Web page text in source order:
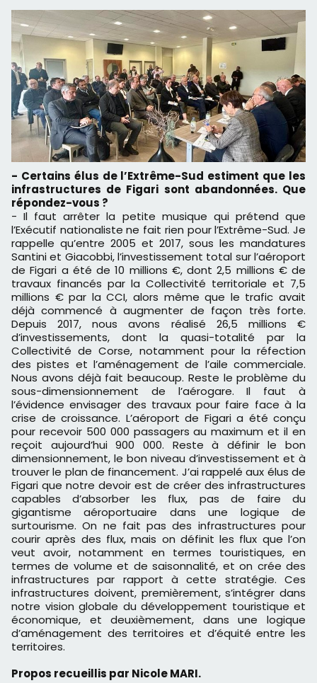
- Certains élus de l’Extrême-Sud estiment que les
infrastructures de Figari sont abandonnées. Que
répondez-vous ?
- Il faut arrêter la petite musique qui prétend que
l’Exécutif nationaliste ne fait rien pour l’Extrême-Sud. Je
rappelle qu’entre 2005 et 2017, sous les mandatures
Santini et Giacobbi, l’investissement total sur l’aéroport
de Figari a été de 10 millions €, dont 2,5 millions € de
travaux financés par la Collectivité territoriale et 7,5
millions € par la CCI, alors même que le trafic avait
déjà commencé à augmenter de façon très forte.
Depuis 2017, nous avons réalisé 26,5 millions €
d’investissements, dont la quasi-totalité par la
Collectivité de Corse, notamment pour la réfection
des pistes et l’aménagement de l’aile commerciale.
Nous avons déjà fait beaucoup. Reste le problème du
sous-dimensionnement de l’aérogare. Il faut à
l’évidence envisager des travaux pour faire face à la
crise de croissance. L’aéroport de Figari a été conçu
pour recevoir 500 000 passagers au maximum et il en
reçoit aujourd’hui 900 000. Reste à définir le bon
dimensionnement, le bon niveau d’investissement et à
trouver le plan de financement. J’ai rappelé aux élus de
Figari que notre devoir est de créer des infrastructures
capables d’absorber les flux, pas de faire du
gigantisme aéroportuaire dans une logique de
surtourisme. On ne fait pas des infrastructures pour
courir après des flux, mais on définit les flux que l’on
veut avoir, notamment en termes touristiques, en
termes de volume et de saisonnalité, et on crée des
infrastructures par rapport à cette stratégie. Ces
infrastructures doivent, premièrement, s’intégrer dans
notre vision globale du développement touristique et
économique, et deuxièmement, dans une logique
d’aménagement des territoires et d’équité entre les
territoires.
Propos recueillis par Nicole MARI.